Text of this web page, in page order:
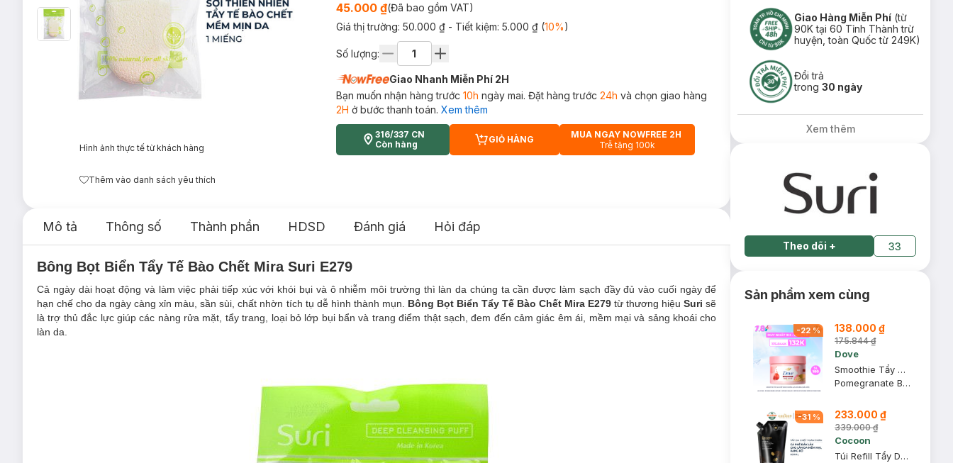
Hình ảnh thực tế từ khách hàng
Thêm vào danh sách yêu thích
45.000 ₫(Đã bao gồm VAT)
Giá thị trường: 50.000 ₫ - Tiết kiệm: 5.000 ₫(10%)
Số lượng:
Giao Nhanh Miễn Phí 2H
Bạn muốn nhận hàng trước 10h ngày mai. Đặt hàng trước 24h và chọn giao hàng
2H ở bước thanh toán. Xem thêm
316/337 CN
Còn hàng
CART PLUS ICON
GIỎ HÀNG
MUA NGAY NOWFREE 2H
Trễ tặng 100k
Mô tả Thông số Thành phần HDSD Đánh giá Hỏi đáp
Bông Bọt Biển Tẩy Tế Bào Chết Mira Suri E279
Cả ngày dài hoạt động và làm việc phải tiếp xúc với khói bụi và ô nhiễm môi trường thì làn da chúng ta cần được làm sạch đầy đủ vào cuối ngày để
hạn chế cho da ngày càng xỉn màu, sần sùi, chất nhờn tích tụ dễ hình thành mụn. Bông Bọt Biển Tẩy Tế Bào Chết Mira E279 từ thương hiệuSuri sẽ
là trợ thủ đắc lực giúp các nàng rửa mặt, tẩy trang, loại bỏ lớp bụi bẩn và trang điểm thật sạch, đem đến cảm giác êm ái, mềm mại và sảng khoái cho
làn da.
Giao Hàng Miễn Phí (từ
90K tại 60 Tỉnh Thành trừ
huyện, toàn Quốc từ 249K)
Đổi trả
trong30 ngày
Xem thêm
Theo dõi + 33
Sản phẩm xem cùng
-22% 138.000 ₫
175.844 ₫
Dove
Smoothie Tẩy Da Chết Dove Hương Lựu Đỏ 280g (Mẫu Mới)
Pomegranate Body Scrub
-31 % 233.000 ₫
339.000 ₫
Cocoon
Túi Refill Tẩy Da Chết Toàn Thân Cocoon Sạch Da 600ml